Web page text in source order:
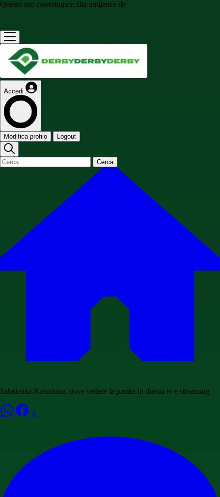
Questo sito contribuisce alla audience de
Accedi
Modifica profilo Logout
Cerca
Sabalenka-Kasatkina, dove vedere la partita in diretta tv e streaming